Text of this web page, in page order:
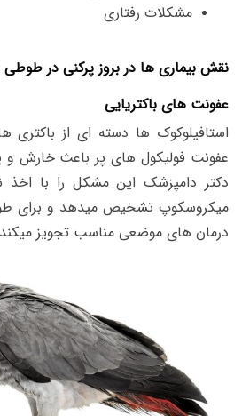
مشکلات رفتاری
نقش بیماری ها در بروز پرکنی در طوطی
عفونت های باکتریایی
استافیلوکوک ها دسته ای از باکتری
عفونت فولیکول های پر باعث خارش و
دکتر دامپزشک این مشکل را با اخذ
میکروسکوپ تشخیص میدهد و برای
درمان های موضعی مناسب تجویز